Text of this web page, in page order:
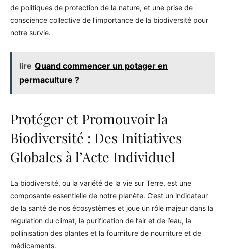
de politiques de protection de la nature, et une prise de
conscience collective de l’importance de la biodiversité pour
notre survie.
lire Quand commencer un potager en
permaculture ?
Protéger et Promouvoir la
Biodiversité : Des Initiatives
Globales à l’Acte Individuel
La biodiversité, ou la variété de la vie sur Terre, est une
composante essentielle de notre planète. C’est un indicateur
de la santé de nos écosystèmes et joue un rôle majeur dans la
régulation du climat, la purification de l’air et de l’eau, la
pollinisation des plantes et la fourniture de nourriture et de
médicaments.